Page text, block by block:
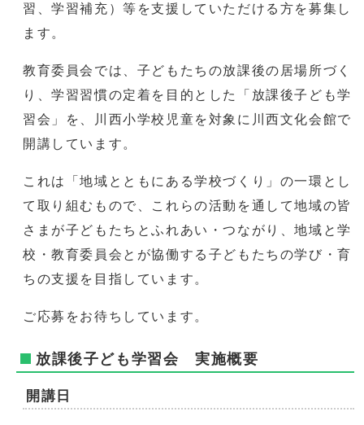
習、学習補充）等を支援していただける方を募集し
ます。
教育委員会では、子どもたちの放課後の居場所づく
り、学習習慣の定着を目的とした「放課後子ども学
習会」を、川西小学校児童を対象に川西文化会館で
開講しています。
これは「地域とともにある学校づくり」の一環とし
て取り組むもので、これらの活動を通して地域の皆
さまが子どもたちとふれあい・つながり、地域と学
校・教育委員会とが協働する子どもたちの学び・育
ちの支援を目指しています。
ご応募をお待ちしています。
放課後子ども学習会 実施概要
開講日